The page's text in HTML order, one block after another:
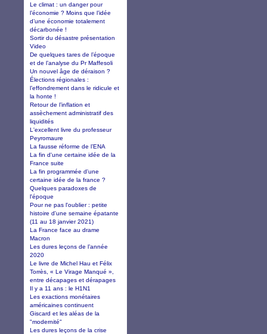
Le climat : un danger pour
l’économie ? Moins que l’idée
d’une économie totalement
décarbonée !
Sortir du désastre présentation
Video
De quelques tares de l’époque
et de l’analyse du Pr Maffesoli
Un nouvel âge de déraison ?
Élections régionales :
l’effondrement dans le ridicule et
la honte !
Retour de l’inflation et
assèchement administratif des
liquidités
L'excellent livre du professeur
Peyromaure
La fausse réforme de l’ENA
La fin d'une certaine idée de la
France suite
La fin programmée d'une
certaine idée de la france ?
Quelques paradoxes de
l'époque
Pour ne pas l'oublier : petite
histoire d'une semaine épatante
(11 au 18 janvier 2021)
La France face au drame
Macron
Les dures leçons de l’année
2020
Le livre de Michel Hau et Félix
Torrès, « Le Virage Manqué »,
entre décapages et dérapages
Il y a 11 ans : le H1N1
Les exactions monétaires
américaines continuent
Giscard et les aléas de la
"modernité"
Les dures leçons de la crise